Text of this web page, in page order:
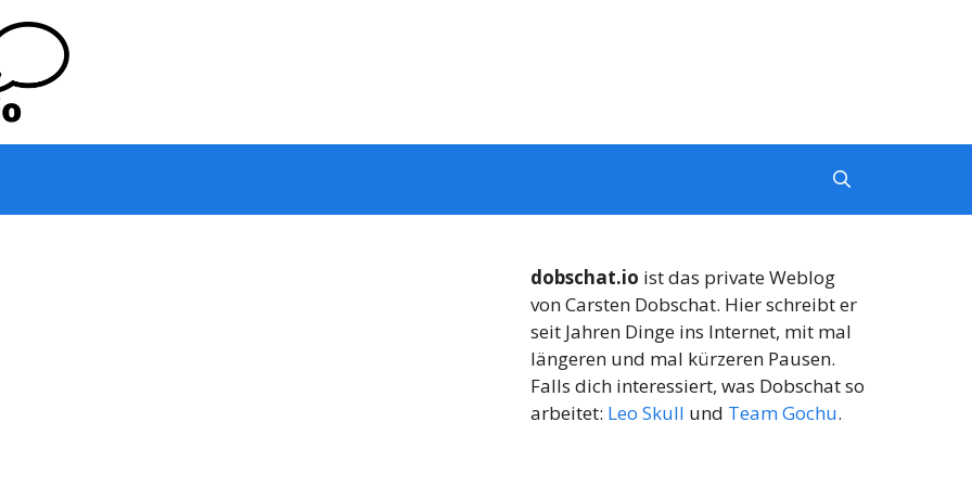
dobschat.io ist das private Weblog
von Carsten Dobschat. Hier schreibt er
seit Jahren Dinge ins Internet, mit mal
längeren und mal kürzeren Pausen.
Falls dich interessiert, was Dobschat so
arbeitet: Leo Skull und Team Gochu.